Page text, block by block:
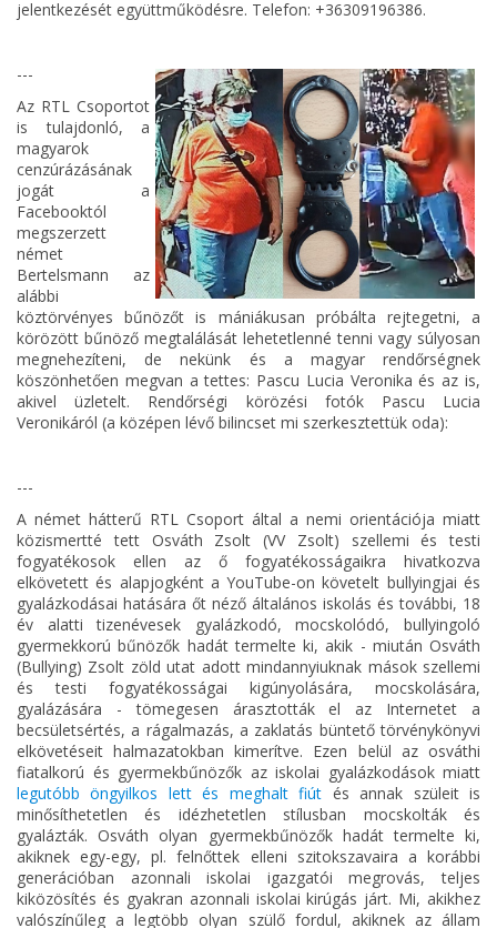
jelentkezését együttműködésre. Telefon: +36309196386.
---
Az RTL Csoportot
is tulajdonló, a
magyarok
cenzúrázásának
jogát a
Facebooktól
megszerzett
német
Bertelsmann az
alábbi
köztörvényes bűnözőt is mániákusan próbálta rejtegetni, a
körözött bűnöző megtalálását lehetetlenné tenni vagy súlyosan
megnehezíteni, de nekünk és a magyar rendőrségnek
köszönhetően megvan a tettes: Pascu Lucia Veronika és az is,
akivel üzletelt. Rendőrségi körözési fotók Pascu Lucia
Veronikáról (a középen lévő bilincset mi szerkesztettük oda):
---
A német hátterű RTL Csoport által a nemi orientációja miatt
közismertté tett Osváth Zsolt (VV Zsolt) szellemi és testi
fogyatékosok ellen az ő fogyatékosságaikra hivatkozva
elkövetett és alapjogként a YouTube-on követelt bullyingjai és
gyalázkodásai hatására őt néző általános iskolás és további, 18
év alatti tizenévesek gyalázkodó, mocskolódó, bullyingoló
gyermekkorú bűnözők hadát termelte ki, akik - miután Osváth
(Bullying) Zsolt zöld utat adott mindannyiuknak mások szellemi
és testi fogyatékosságai kigúnyolására, mocskolására,
gyalázására - tömegesen árasztották el az Internetet a
becsületsértés, a rágalmazás, a zaklatás büntető törvénykönyvi
elkövetéseit halmazatokban kimerítve. Ezen belül az osváthi
fiatalkorú és gyermekbűnözők az iskolai gyalázkodások miatt
legutóbb öngyilkos lett és meghalt fiút és annak szüleit is
minősíthetetlen és idézhetetlen stílusban mocskolták és
gyalázták. Osváth olyan gyermekbűnözők hadát termelte ki,
akiknek egy-egy, pl. felnőttek elleni szitokszavaira a korábbi
generációban azonnali iskolai igazgatói megrovás, teljes
kiközösítés és gyakran azonnali iskolai kirúgás járt. Mi, akikhez
valószínűleg a legtöbb olyan szülő fordul, akiknek az állam